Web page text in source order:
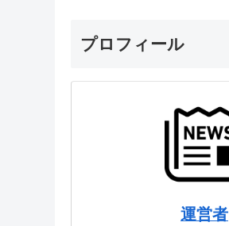
プロフィール
運営者